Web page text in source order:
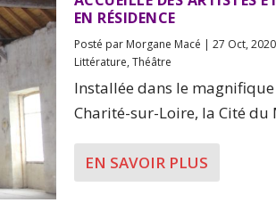
EN RÉSIDENCE
Posté par Morgane Macé | 27 Oct, 2020
Littérature, Théâtre
Installée dans le
Charité-sur-Loire, la Cité du
EN SAVOIR PLUS